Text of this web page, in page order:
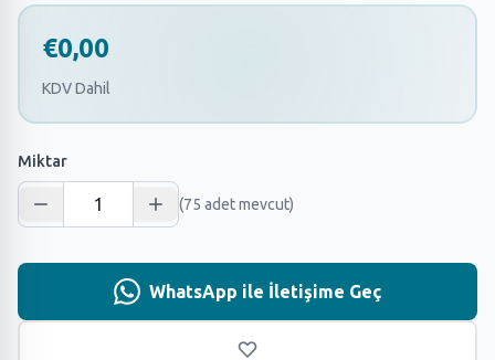
€0,00
KDV Dahil
Miktar
(75 adet mevcut)
WhatsApp ile İletişime Geç